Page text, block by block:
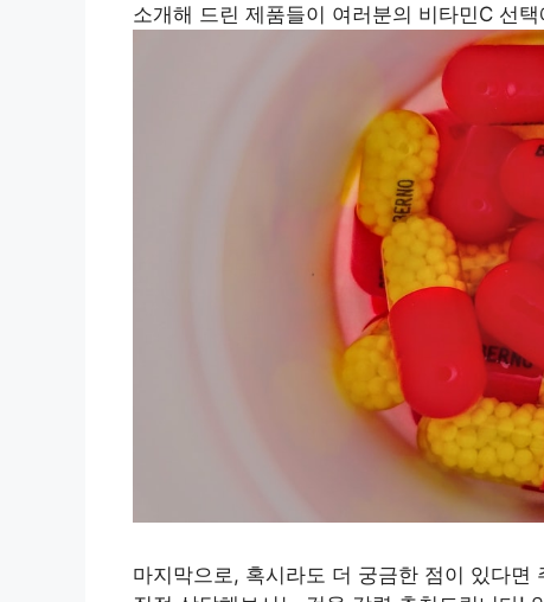
소개해 드린 제품들이 여러분의 비타민C 선
마지막으로, 혹시라도 더 궁금한 점이 있다